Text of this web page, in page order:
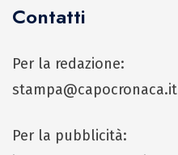
Contatti
Per la redazione:
stampa@capocronaca.it
Per la pubblicità: